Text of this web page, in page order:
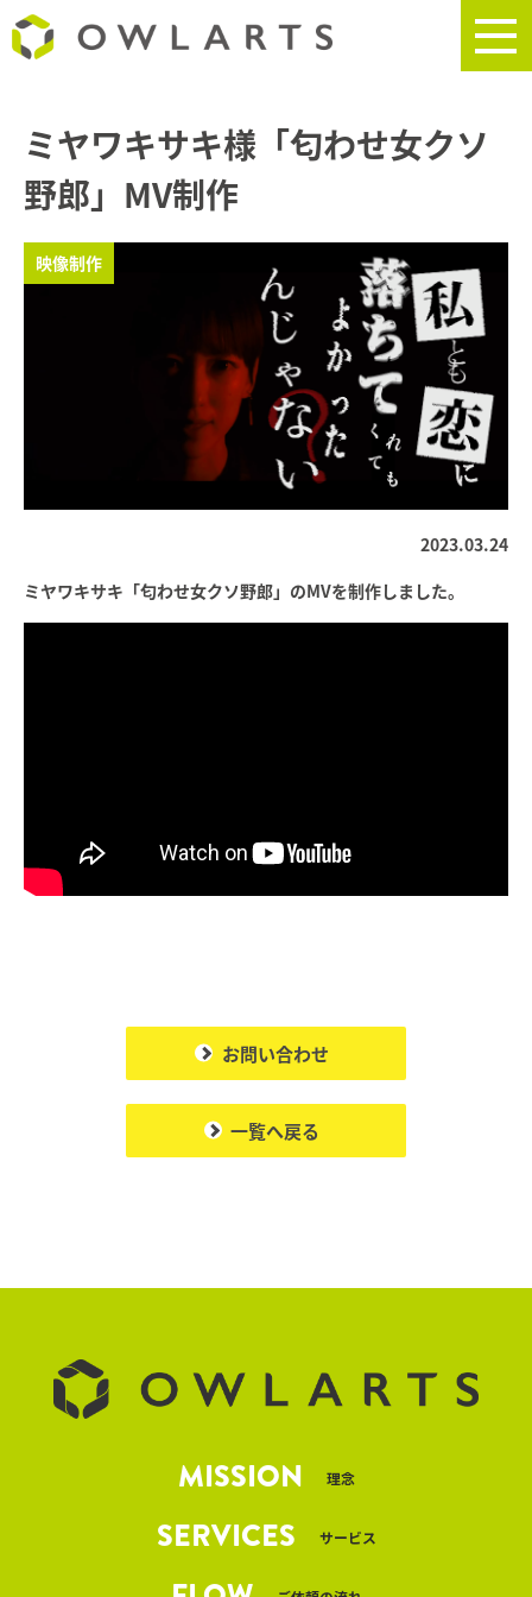
ミヤワキサキ様「匂わせ女クソ
野郎」MV制作
映像制作
2023.03.24
ミヤワキサキ「匂わせ女クソ野郎」のMVを制作しました。
お問い合わせ
一覧へ戻る
MISSION 理念
SERVICES サービス